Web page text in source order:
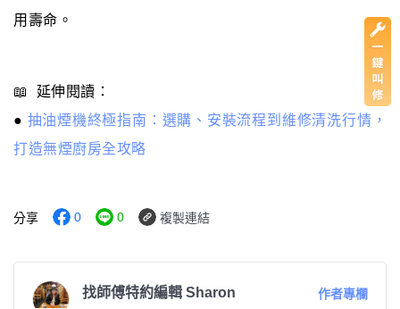
用壽命。
📖 延伸閱讀：
● 抽油煙機終極指南：選購、安裝流程到維修清洗行情，
打造無煙廚房全攻略
分享 0 0 複製連結
找師傅特約編輯 Sharon
作者專欄